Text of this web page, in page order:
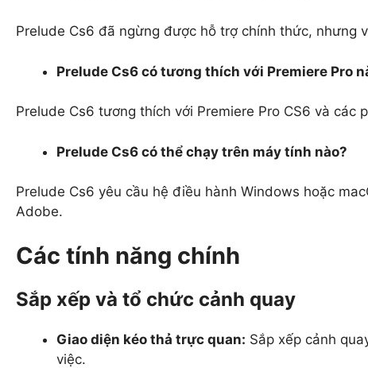
Prelude Cs6 đã ngừng được hỗ trợ chính thức,
Prelude Cs6 có tương thích với Premiere Pro
Prelude Cs6 tương thích với Premiere Pro CS6 và các
Prelude Cs6 có thể chạy trên máy tính nào?
Prelude Cs6 yêu cầu hệ điều hành Windows hoặc
Adobe.
Các tính năng chính
Sắp xếp và tổ chức cảnh quay
Giao diện kéo thả trực quan: Sắp xếp cảnh
việc.